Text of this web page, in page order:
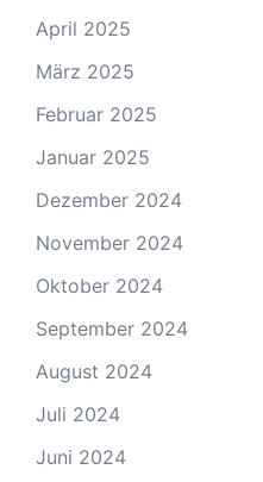
April 2025
März 2025
Februar 2025
Januar 2025
Dezember 2024
November 2024
Oktober 2024
September 2024
August 2024
Juli 2024
Juni 2024